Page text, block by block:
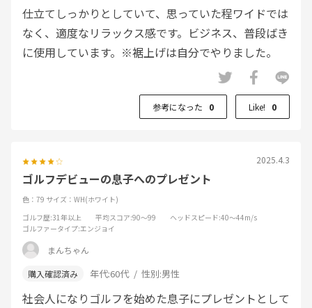
仕立てしっかりとしていて、思っていた程ワイドでは
なく、適度なリラックス感です。ビジネス、普段ばき
に使用しています。※裾上げは自分でやりました。
参考になった 0 Like! 0
2025.4.3
ゴルフデビューの息子へのプレゼント
色：79 サイズ：WH(ホワイト)
ゴルフ歴:31年以上 平均スコア:90～99 ヘッドスピード:40～44m/s
ゴルファータイプ:エンジョイ
まんちゃん
年代:60代 性別:男性
社会人になりゴルフを始めた息子にプレゼントとして